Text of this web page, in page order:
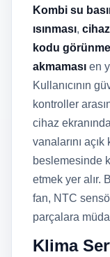
Kombi su
ısınması,
kodu
akmaması en
Kullanıcının
kontroller
cihaz
vanalarını
beslemesinde
etmek yer alır.
fan, NTC
parçalara
Klima